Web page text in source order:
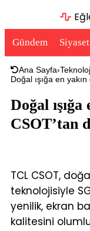
Gündem Siyaset
Ana Sayfa›
Doğal ışığa en
Doğal
CSOT’tan
TCL CSOT,
teknolojisiyle
yenilik, ekran
kalitesini